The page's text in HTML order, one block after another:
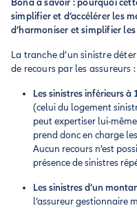
Bonà à savoir : pourquoi
simplifier et d’accélérer les
d’harmoniser et simplifier
La tranche d’un sinistre
de recours par les assureurs :
Les sinistres inférieurs à
(celui du logement
peut expertiser lui-
prend donc en charge
Aucun recours n’est
présence de sinistres
Les sinistres d’un
l’assureur gestionnaire